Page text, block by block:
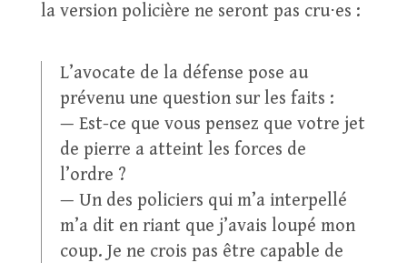
la version policière ne seront pas cru⋅es :
L’avocate de la défense pose au
prévenu une question sur les faits :
— Est-ce que vous pensez que votre jet
de pierre a atteint les forces de
l’ordre ?
— Un des policiers qui m’a interpellé
m’a dit en riant que j’avais loupé mon
coup. Je ne crois pas être capable de